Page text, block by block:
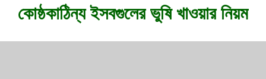
কোষ্ঠকাঠিন্য ইসবগুলের ভুষি খাওয়ার নিয়ম